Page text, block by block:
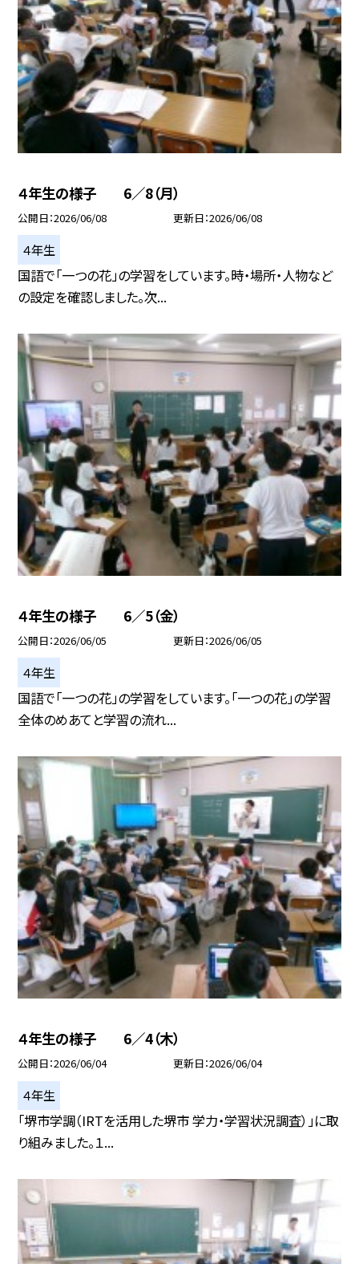
４年生の様子 6／8（月）
公開日 2026/06/08 更新日 2026/06/08
４年生
国語で「一つの花」の学習をしています。時・場所・人物など
の設定を確認しました。次...
４年生の様子 6／5（金）
公開日 2026/06/05 更新日 2026/06/05
４年生
国語で「一つの花」の学習をしています。「一つの花」の学習
全体のめあてと学習の流れ...
４年生の様子 6／4（木）
公開日 2026/06/04 更新日 2026/06/04
４年生
「堺市学調（IRTを活用した堺市 学力・学習状況調査）」に取
り組みました。１...